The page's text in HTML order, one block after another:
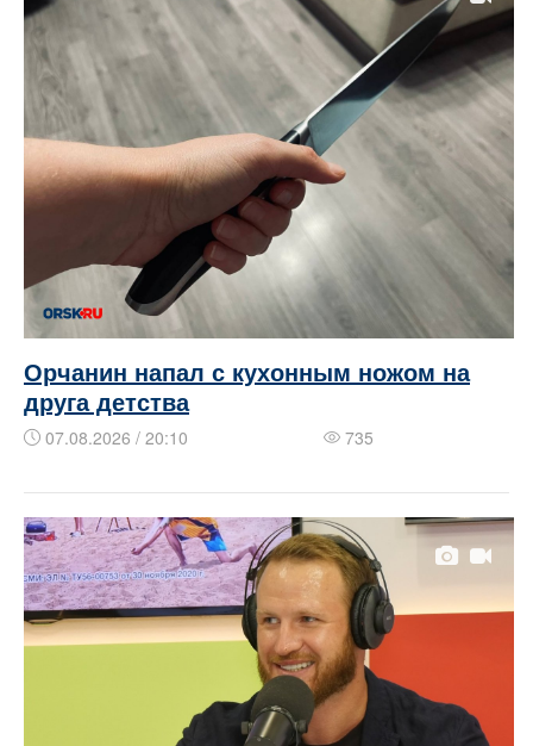
Орчанин напал с кухонным ножом на
друга детства
07.08.2026 / 20:10 735